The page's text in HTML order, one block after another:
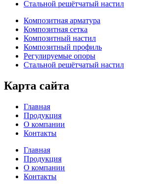
Стальной решётчатый настил
Композитная арматура
Композитная сетка
Композитный настил
Композитный профиль
Регулируемые опоры
Стальной решётчатый настил
Карта сайта
Главная
Продукция
О компании
Контакты
Главная
Продукция
О компании
Контакты